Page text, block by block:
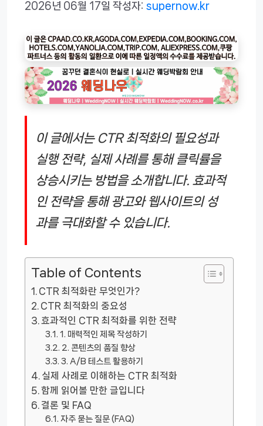
2026년 06월 17일 작성자: supernow.kr
이 글에서는 CTR 최적화의 필요성과
실행 전략, 실제 사례를 통해 클릭률을
상승시키는 방법을 소개합니다. 효과적
인 전략을 통해 광고와 웹사이트의 성
과를 극대화할 수 있습니다.
Table of Contents
CTR 최적화란 무엇인가?
CTR 최적화의 중요성
효과적인 CTR 최적화를 위한 전략
1. 매력적인 제목 작성하기
2. 콘텐츠의 품질 향상
3. A/B 테스트 활용하기
실제 사례로 이해하는 CTR 최적화
함께 읽어볼 만한 글입니다
결론 및 FAQ
자주 묻는 질문 (FAQ)